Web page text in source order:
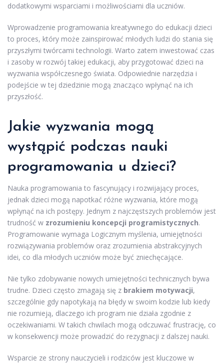
dodatkowymi wsparciami i możliwościami dla uczniów.
Wprowadzenie programowania kreatywnego do edukacji dzieci
to proces, który może zainspirować młodych ludzi do stania się
przyszłymi twórcami technologii. Warto zatem inwestować czas
i zasoby w rozwój takiej edukacji, aby przygotować dzieci na
wyzwania współczesnego świata. Odpowiednie narzędzia i
podejście w tej dziedzinie mogą znacząco wpłynąć na ich
przyszłość.
Jakie wyzwania mogą
wystąpić podczas nauki
programowania u dzieci?
Nauka programowania to fascynujący i rozwijający proces,
jednak dzieci mogą napotkać różne wyzwania, które mogą
wpłynąć na ich postępy. Jednym z najczęstszych problemów jest
trudność w zrozumieniu koncepcji programistycznych.
Programowanie wymaga Logicznym myślenia, umiejętności
rozwiązywania problemów oraz zrozumienia abstrakcyjnych
idei, co dla młodych uczniów może być zniechęcające.
Nie tylko zdobywanie nowych umiejętności technicznych bywa
trudne. Dzieci często zmagają się z brakiem motywacji,
szczególnie gdy napotykają na błędy w swoim kodzie lub kiedy
nie rozumieją, dlaczego ich program nie działa zgodnie z
oczekiwaniami. W takich chwilach mogą odczuwać frustrację, co
w konsekwencji może prowadzić do rezygnacji z dalszej nauki.
Wsparcie ze strony nauczycieli i rodziców jest kluczowe w